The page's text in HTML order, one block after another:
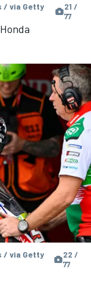
/ via Getty
21 /
77
/ via Getty
22 /
77